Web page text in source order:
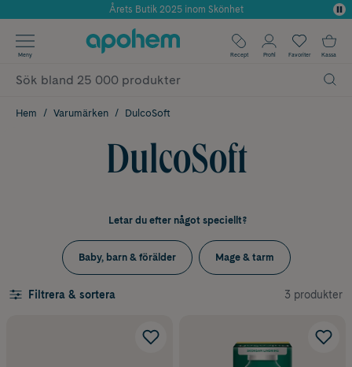
Använd kod: SOMMAR20 för 20% över 649kr
✓ Fri frakt
✓ Poäng på alla köp*
Meny Recept Profil Favoriter Kassa
Hem Varumärken DulcoSoft
DulcoSoft
Letar du efter något speciellt?
Baby, barn & förälder Mage & tarm
Filtrera & sortera 3 produkter